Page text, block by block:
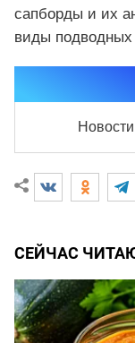
сапборды и их
виды подводных
СЕЙЧАС